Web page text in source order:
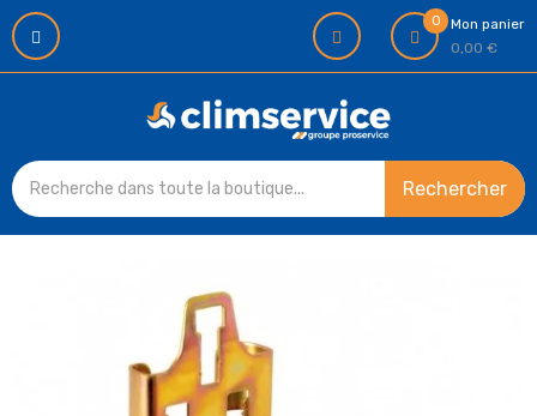
0
Mon panier
0,00 €
Rechercher